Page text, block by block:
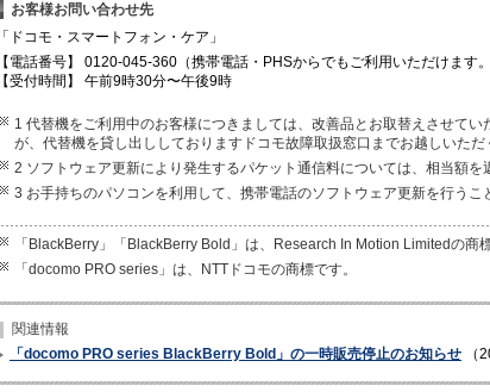
お客様お問い合わせ先
「ドコモ・スマートフォン・ケア」
【電話番号】 0120-045-360（携帯電話・PHSからでもご利用いただけます。
【受付時間】 午前9時30分〜午後9時
1 代替機をご利用中のお客様につきましては、改善品とお取替えさせて
が、代替機を貸し出ししておりますドコモ故障取扱窓口までお越しいただ
2 ソフトウェア更新により発生するパケット通信料については、相当額を
3 お手持ちのパソコンを利用して、携帯電話のソフトウェア更新を行うこ
「BlackBerry」「BlackBerry Bold」は、Research In Motion Limitedの商
「docomo PRO series」は、NTTドコモの商標です。
関連情報
「docomo PRO series BlackBerry Bold」の一時販売停止のお知らせ （